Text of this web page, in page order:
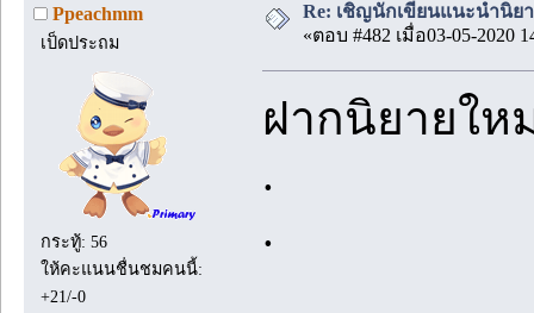
Ppeachmm
เป็ดประถม
กระทู้: 56
ให้คะแนนชื่นชมคนนี้:
+21/-0
Re: เชิญนักเขียนแนะนำนิย
«ตอบ #482 เมื่อ03-05-2020
ฝากนิยายให
.
.